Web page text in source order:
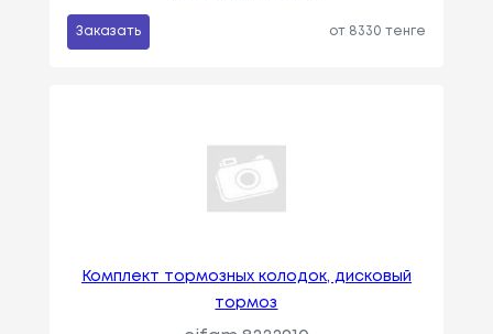
Заказать от 8330 тенге
Комплект тормозных колодок, дисковый
тормоз